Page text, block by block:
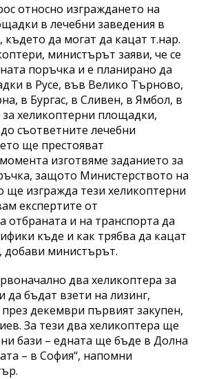
относно изграждането на
в лечебни заведения в
където да могат да кацат т.нар.
министърът заяви, че се
поръчка и е планирано да
в Русе, във Велико Търново,
в Бургас, в Сливен, в Ямбол, в
хеликоптерни площадки,
съответните лечебни
ще престояват
изготвяме заданието за
защото Министерството на
ще изгражда тези хеликоптерни
експертите от
отбраната и на транспорта да
къде и как трябва да кацат
добави министърът.
два хеликоптера за
бъдат взети на лизинг,
декември първият закупен,
За тези два хеликоптера ще
бази – едната ще бъде в Долна
– в София“, напомни